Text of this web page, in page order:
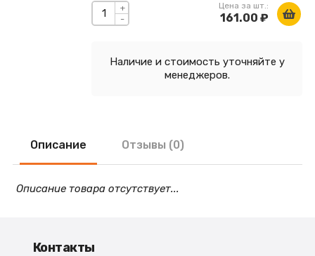
-
+ Цена за шт.:
161.00 ₽
Наличие и стоимость уточняйте у
менеджеров.
Описание Отзывы (0)
Описание товара отсутствует...
Контакты